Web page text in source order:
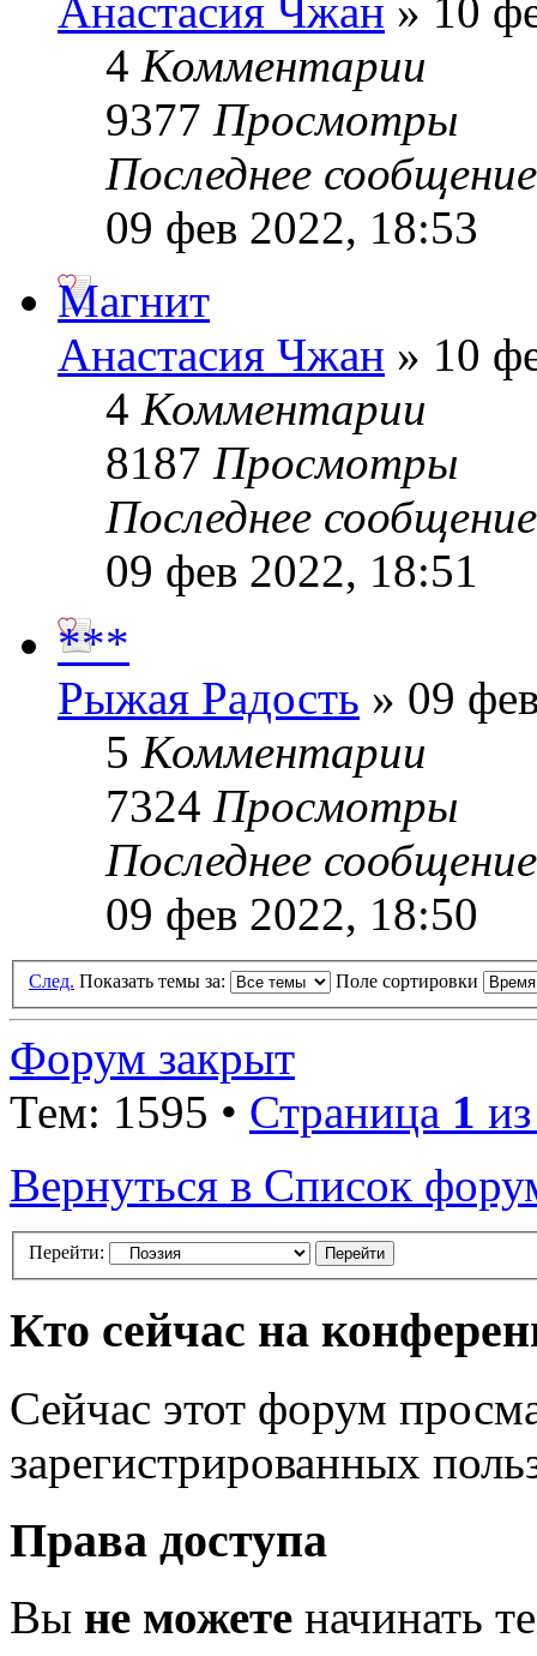
Анастасия Чжан » 10
4 Комментарии
9377 Просмотры
Последнее
09 фев 2022, 18:53
Магнит
Анастасия Чжан » 10
4 Комментарии
8187 Просмотры
Последнее
09 фев 2022, 18:51
***
Рыжая Радость » 09
5 Комментарии
7324 Просмотры
Последнее
09 фев 2022, 18:50
След. Показать темы за: Поле сортировки
Форум закрыт
Тем: 1595 • Страница 1
Вернуться в Список
Перейти:
Кто сейчас на
Сейчас этот форум
зарегистрированных
Права доступа
Вы не можете начинать